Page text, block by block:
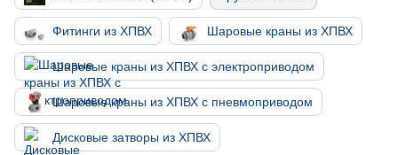
Фитинги из ХПВХ Шаровые краны из ХПВХ
Шаровые краны из ХПВХ с электроприводом
Шаровые краны из ХПВХ с пневмоприводом
Дисковые затворы из ХПВХ